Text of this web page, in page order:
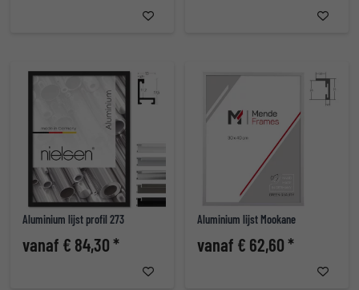
Aluminium lijst profil 273
vanaf € 84,30 *
Aluminium lijst Mookane
vanaf € 62,60 *